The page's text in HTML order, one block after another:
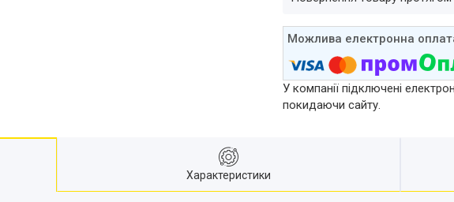
У компанії підключені
покидаючи сайту.
Характеристики